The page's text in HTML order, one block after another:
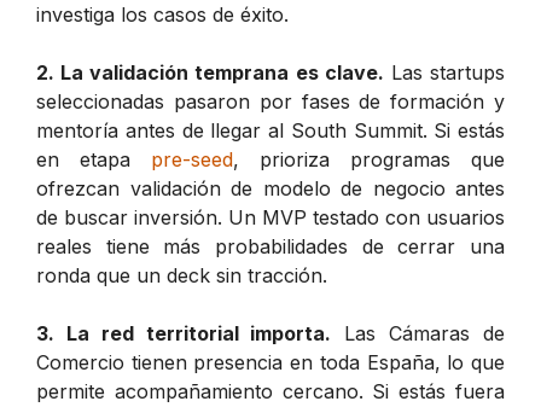
investiga los casos de éxito.
2. La validación temprana es clave. Las startups
seleccionadas pasaron por fases de formación y
mentoría antes de llegar al South Summit. Si estás
en etapa pre-seed, prioriza programas que
ofrezcan validación de modelo de negocio antes
de buscar inversión. Un MVP testado con usuarios
reales tiene más probabilidades de cerrar una
ronda que un deck sin tracción.
3. La red territorial importa. Las Cámaras de
Comercio tienen presencia en toda España, lo que
permite acompañamiento cercano. Si estás fuera